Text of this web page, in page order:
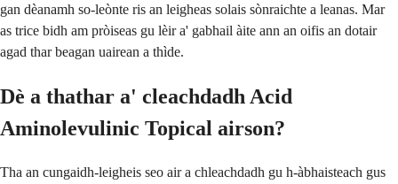
gan dèanamh so-leònte ris an leigheas solais sònraichte a leanas. Mar
as trice bidh am pròiseas gu lèir a' gabhail àite ann an oifis an dotair
agad thar beagan uairean a thìde.
Dè a thathar a' cleachdadh Acid
Aminolevulinic Topical airson?
Tha an cungaidh-leigheis seo air a chleachdadh gu h-àbhaisteach gus